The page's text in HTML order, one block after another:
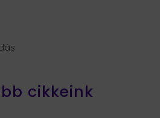
cikkeink